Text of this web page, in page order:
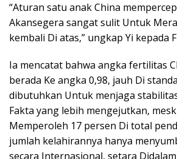
“Aturan satu anak China
Akansegera sangat sulit Untuk
kembali Di atas,” ungkap Yi kepada
Ia mencatat bahwa angka fertilitas
berada Ke angka 0,98, jauh Di
dibutuhkan Untuk menjaga
Fakta yang lebih mengejutkan,
Memperoleh 17 persen Di total
jumlah kelahirannya hanya
secara Internasional, setara